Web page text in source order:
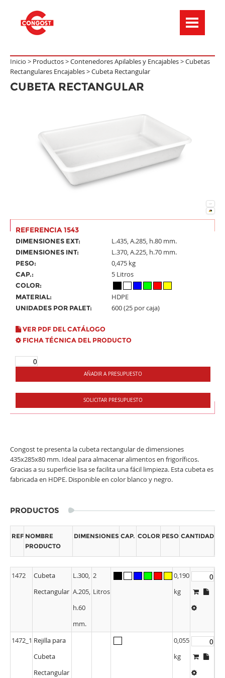
Inicio > Productos>Contenedores Apilables y Encajables>Cubetas
Rectangulares Encajables>Cubeta Rectangular
CUBETA RECTANGULAR
REFERENCIA 1543
DIMENSIONES EXT: L.435, A.285, h.80 mm.
DIMENSIONES INT: L.370, A.225, h.70 mm.
PESO: 0,475 kg
CAP.: 5 Litros
COLOR:
MATERIAL:
HDPE
UNIDADES POR PALET: 600 (25 por caja)
VER PDF DEL CATÁLOGO
FICHA TÉCNICA DEL PRODUCTO
AÑADIR A PRESUPUESTO
SOLICITAR PRESUPUESTO
Congost te presenta la cubeta rectangular de dimensiones
435x285x80 mm. Ideal para almacenar alimentos en frigoríficos.
Gracias a su superficie lisa se facilita una fácil limpieza. Esta cubeta es
fabricada en HDPE. Disponible en color blanco y negro.
PRODUCTOS
REF NOMBRE
PRODUCTO
DIMENSIONES CAP. COLOR PESO CANTIDAD
1472
Cubeta
Rectangular
L.300,
A.205,
h.60
mm.
2
Litros
0,190
kg
1472_1 Rejilla para
Cubeta
Rectangular
0,055
kg